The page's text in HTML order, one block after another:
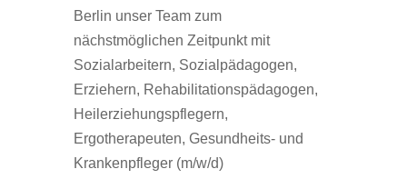
Berlin unser Team zum
nächstmöglichen Zeitpunkt mit
Sozialarbeitern, Sozialpädagogen,
Erziehern, Rehabilitationspädagogen,
Heilerziehungspflegern,
Ergotherapeuten, Gesundheits- und
Krankenpfleger (m/w/d)